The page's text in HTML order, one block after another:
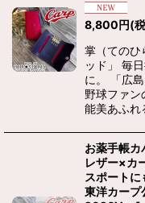
8,800円(
掌（てのひ
ッド」 毎
に。 「広
野球ファン
能美あふ
お薬手帳
レザー×カ
スポート
東洋カープ